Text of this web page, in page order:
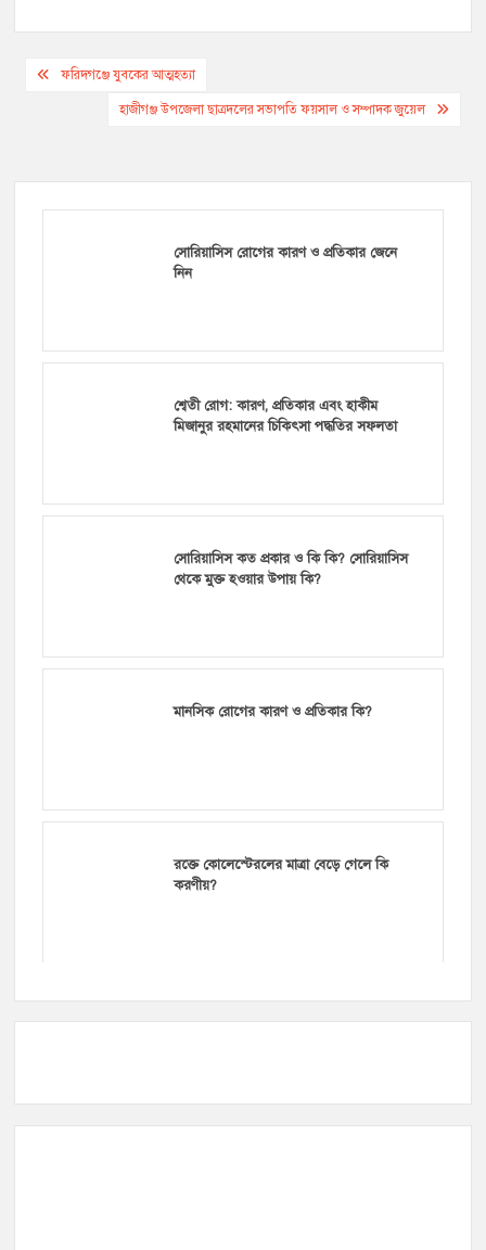
Post
navigation
ফরিদগঞ্জে যুবকের আত্মহত্যা
হাজীগঞ্জ উপজেলা ছাত্রদলের সভাপতি ফয়সাল ও সম্পাদক জুয়েল
সোরিয়াসিস রোগের কারণ ও প্রতিকার জেনে
নিন
শ্বেতী রোগ: কারণ, প্রতিকার এবং হাকীম
মিজানুর রহমানের চিকিৎসা পদ্ধতির সফলতা
সোরিয়াসিস কত প্রকার ও কি কি? সোরিয়াসিস
থেকে মুক্ত হওয়ার উপায় কি?
মানসিক রোগের কারণ ও প্রতিকার কি?
রক্তে কোলেস্টেরলের মাত্রা বেড়ে গেলে কি
করণীয়?